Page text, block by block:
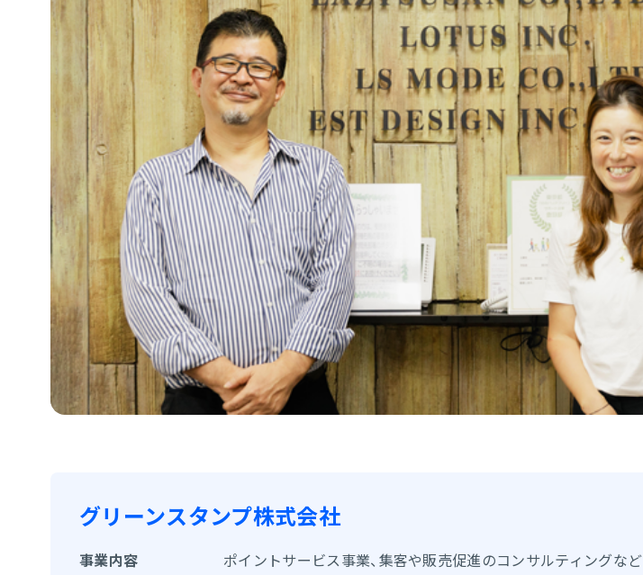
グリーンスタンプ株式会社
事業内容
ポイントサービス事業、集客や販売促進のコンサルティングなど